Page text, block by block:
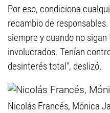
Por eso, condiciona
recambio de
siempre y cuando no
involucrados. Tenían
desinterés total", deslizó.
Nicolás Francés, Mónica